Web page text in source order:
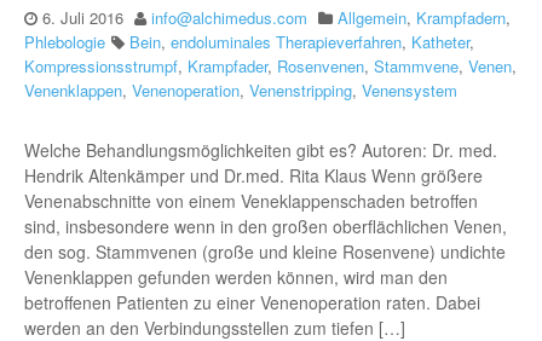
6. Juli 2016 info@alchimedus.com Allgemein, Krampfadern,
Phlebologie
Bein, endoluminales Therapieverfahren, Katheter,
Kompressionsstrumpf, Krampfader, Rosenvenen, Stammvene, Venen,
Venenklappen, Venenoperation, Venenstripping, Venensystem
Welche Behandlungsmöglichkeiten gibt es? Autoren: Dr. med.
Hendrik Altenkämper und Dr.med. Rita Klaus Wenn größere
Venenabschnitte von einem Veneklappenschaden betroffen
sind, insbesondere wenn in den großen oberflächlichen Venen,
den sog. Stammvenen (große und kleine Rosenvene) undichte
Venenklappen gefunden werden können, wird man den
betroffenen Patienten zu einer Venenoperation raten. Dabei
werden an den Verbindungsstellen zum tiefen […]